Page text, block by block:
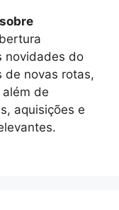
novidades do
de novas rotas,
de
aquisições e